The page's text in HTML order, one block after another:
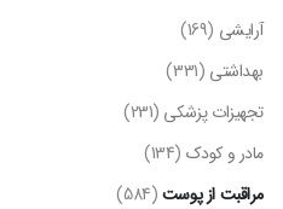
آرایشی (169)
بهداشتی (331)
تجهیزات پزشکی (231)
مادر و کودک (134)
مراقبت از پوست(584)